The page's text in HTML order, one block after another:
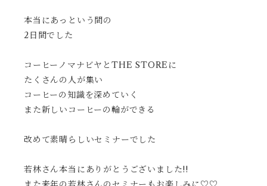
本当にあっという間の
2日間でした
コーヒーノマナビヤとTHE STOREに
たくさんの人が集い
コーヒーの知識を深めていく
また新しいコーヒーの輪ができる
改めて素晴らしいセミナーでした
若林さん本当にありがとうございました!!